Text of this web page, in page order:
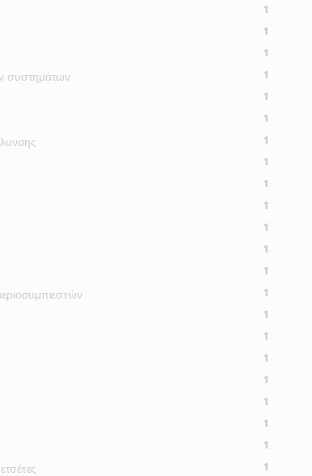
1
1
1
συστημάτων
1
1
1
1
1
1
1
1
1
1
1
1
1
1
1
1
1
1
1